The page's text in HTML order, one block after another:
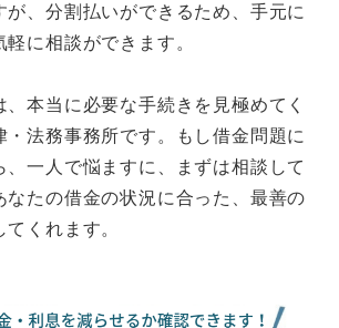
が、分割払いができるため、手元に
に相談ができます。
本当に必要な手続きを見極めてく
・法務事務所です。もし借金問題に
、一人で悩ますに、まずは相談して
なたの借金の状況に合った、最善の
くれます。